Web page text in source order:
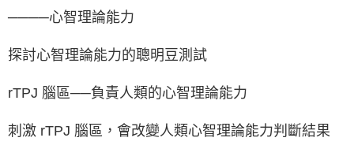
────心智理論能力
探討心智理論能力的聰明豆測試
rTPJ 腦區──負責人類的心智理論能力
刺激 rTPJ 腦區，會改變人類心智理論能力判斷結果